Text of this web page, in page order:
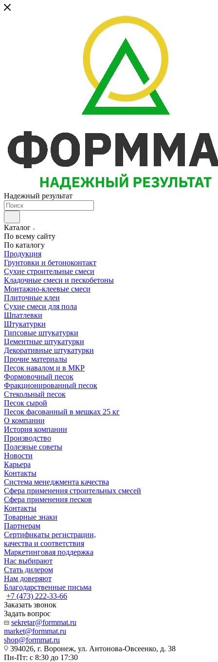
Надежный результат
Каталог
По всему сайту
По каталогу
Продукция
Грунтовки и бетоноконтакт
Сухие строительные смеси
Кладочные смеси и пескобетоны
Монтажно-клеевые смеси
Плиточные клеи
Сухие смеси для пола
Шпатлевки
Штукатурки
Гипсовые штукатурки
Цементные штукатурки
Декоративные штукатурки
Прочие материалы
Песок навалом и в МКР
Формовочный песок
Фракционированный песок
Стекольный песок
Песок сырой
Песок фасованный в мешках 25 кг
О компании
История компании
Производство
Полезные советы
Новости
Карьера
Контакты
Система менеджмента качества
Сфера применения строительных смесей
Сфера применения песков
Контакты
Товарные знаки
Партнерам
Сертификаты регистрации,
качества и соответствия
Маркетинговая поддержка
Нас выбирают
Стать дилером
Нам доверяют
Благодарственные письма
+7 (473) 222-33-66
Заказать звонок
Задать вопрос
sekretar@formmat.ru
market@formmat.ru
shop@formmat.ru
394026, г. Воронеж, ул. Антонова-Овсеенко, д. 38
Пн-Пт: с 8:30 до 17:30